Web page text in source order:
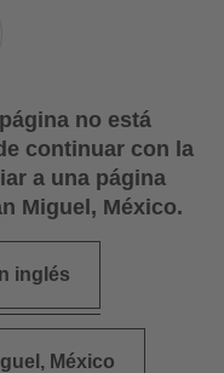
no está
continuar con la
a una página
Miguel, México.
inglés
México